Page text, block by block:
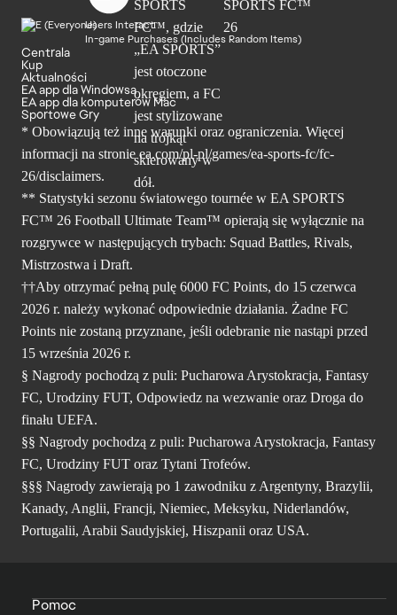
Users Interact
In-game Purchases (Includes Random Items)
Centrala
Kup
Aktualności
EA app dla Windowsa
EA app dla komputerów Mac
Sportowe Gry
* Obowiązują też inne warunki oraz ograniczenia. Więcej
informacji na stronie ea.com/pl-pl/games/ea-sports-fc/fc-
26/disclaimers.
** Statystyki sezonu światowego tournée w EA SPORTS
FC™ 26 Football Ultimate Team™ opierają się wyłącznie na
rozgrywce w następujących trybach: Squad Battles, Rivals,
Mistrzostwa i Draft.
††Aby otrzymać pełną pulę 6000 FC Points, do 15 czerwca
2026 r. należy wykonać odpowiednie działania. Żadne FC
Points nie zostaną przyznane, jeśli odebranie nie nastąpi przed
15 września 2026 r.
§ Nagrody pochodzą z puli: Pucharowa Arystokracja, Fantasy
FC, Urodziny FUT, Odpowiedz na wezwanie oraz Droga do
finału UEFA.
§§ Nagrody pochodzą z puli: Pucharowa Arystokracja, Fantasy
FC, Urodziny FUT oraz Tytani Trofeów.
§§§ Nagrody zawierają po 1 zawodniku z Argentyny, Brazylii,
Kanady, Anglii, Francji, Niemiec, Meksyku, Niderlandów,
Portugalii, Arabii Saudyjskiej, Hiszpanii oraz USA.
Pomoc